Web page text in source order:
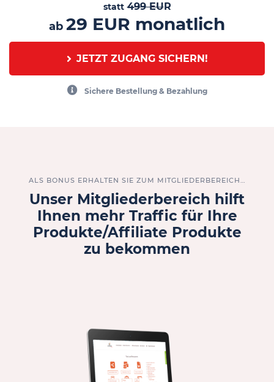
statt 499 EUR
ab 29 EUR monatlich
JETZT ZUGANG SICHERN!
Sichere Bestellung & Bezahlung
ALS BONUS ERHALTEN SIE ZUM MITGLIEDERBEREICH…
Unser Mitgliederbereich hilft
Ihnen mehr Traffic für Ihre
Produkte/Affiliate Produkte
zu bekommen